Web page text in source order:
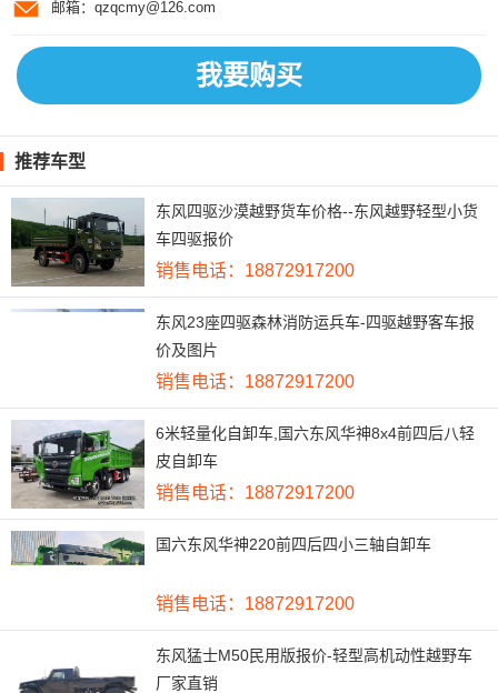
邮箱：qzqcmy@126.com
我要购买
推荐车型
东风四驱沙漠越野货车价格--东风越野轻型小货
车四驱报价
销售电话：18872917200
东风23座四驱森林消防运兵车-四驱越野客车报
价及图片
销售电话：18872917200
6米轻量化自卸车,国六东风华神8x4前四后八轻
皮自卸车
销售电话：18872917200
国六东风华神220前四后四小三轴自卸车
销售电话：18872917200
东风猛士M50民用版报价-轻型高机动性越野车
厂家直销